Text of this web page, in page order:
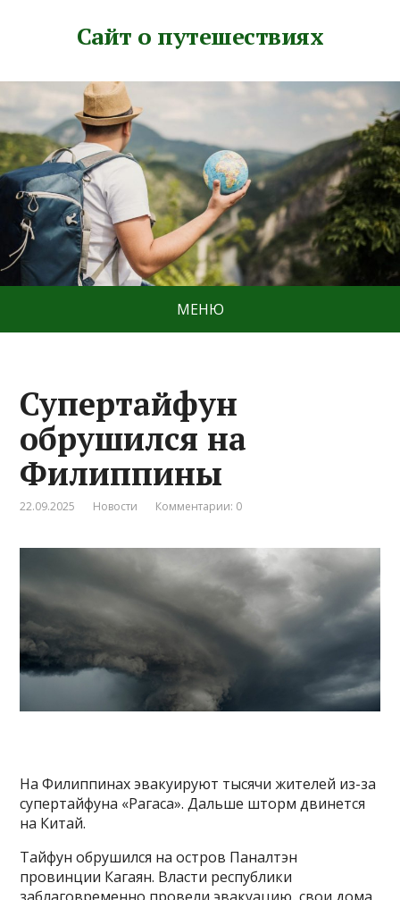
Сайт о путешествиях
МЕНЮ
Супертайфун
обрушился на
Филиппины
22.09.2025 Новости Комментарии: 0
На Филиппинах эвакуируют тысячи жителей из-за
супертайфуна «Рагаса». Дальше шторм двинется
на Китай.
Тайфун обрушился на остров Паналтэн
провинции Кагаян. Власти республики